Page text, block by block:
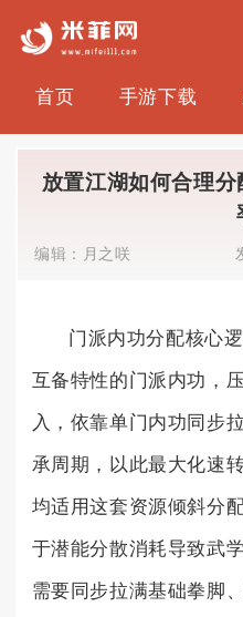
首页 手游下载
放置江湖如何合理
编辑： 月之咲
门派内功分配核心
互备特性的门派内功，
入，依靠单门内功同步
承周期，以此最大化速
均适用这套资源倾斜分
于潜能分散消耗导致武
需要同步拉满基础拳脚